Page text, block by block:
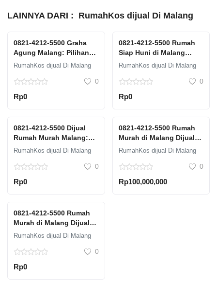
LAINNYA DARI : RumahKos dijual Di Malang
0821-4212-5500 Graha
Agung Malang: Pilihan
Terbaik untuk Hunian
RumahKos dijual Di Malang
0
Rp0
0821-4212-5500 Rumah
Siap Huni di Malang
Dijual: Langsung Tinggal
RumahKos dijual Di Malang
0
Rp0
0821-4212-5500 Dijual
Rumah Murah Malang:
Jangan Lewatkan
RumahKos dijual Di Malang
0
Rp0
0821-4212-5500 Rumah
Murah di Malang Dijual:
Solusi untuk Miliki
RumahKos dijual Di Malang
0
Rp100,000,000
0821-4212-5500 Rumah
Murah di Malang Dijual:
Solusi untuk Miliki
RumahKos dijual Di Malang
0
Rp0